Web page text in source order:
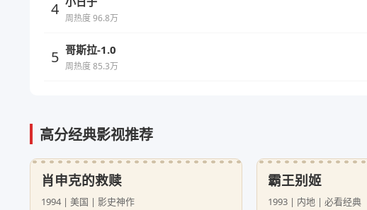
4 周热度 96.8万
5 哥斯拉-1.0
周热度 85.3万
高分经典影视推荐
肖申克的救赎
1994 | 美国 | 影史神作
霸王别姬
1993 | 内地 | 必看经典